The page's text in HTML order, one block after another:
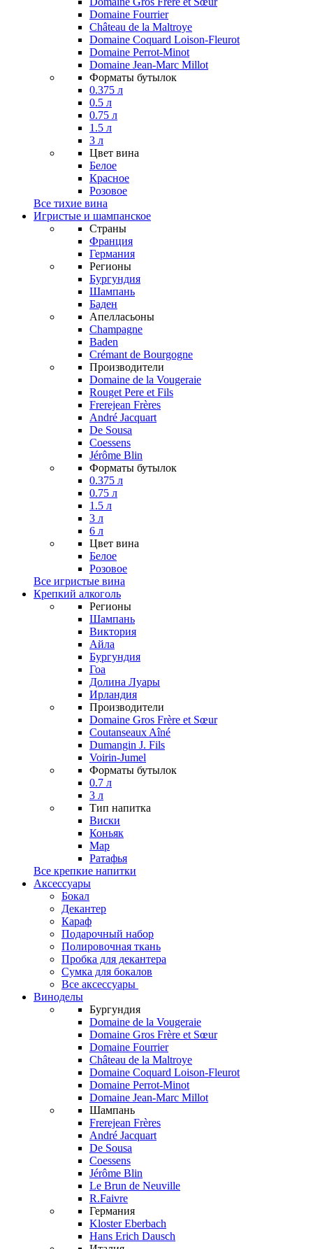
Domaine Fourrier
Château de la Maltroye
Domaine Coquard Loison-Fleurot
Domaine Perrot-Minot
Domaine Jean-Marc Millot
Форматы бутылок
0.375 л
0.5 л
0.75 л
1.5 л
3 л
Цвет вина
Белое
Красное
Розовое
Все тихие вина
Игристые и шампанское
Страны
Франция
Германия
Регионы
Бургундия
Шампань
Баден
Апелласьоны
Champagne
Baden
Crémant de Bourgogne
Производители
Domaine de la Vougeraie
Rouget Pere et Fils
Frerejean Frères
André Jacquart
De Sousa
Coessens
Jérôme Blin
Форматы бутылок
0.375 л
0.75 л
1.5 л
3 л
6 л
Цвет вина
Белое
Розовое
Все игристые вина
Крепкий алкоголь
Регионы
Шампань
Виктория
Айла
Бургундия
Гоа
Долина Луары
Ирландия
Производители
Domaine Gros Frère et Sœur
Coutanseaux Aîné
Dumangin J. Fils
Voirin-Jumel
Форматы бутылок
0.7 л
3 л
Тип напитка
Виски
Коньяк
Мар
Ратафья
Все крепкие напитки
Аксессуары
Бокал
Декантер
Караф
Подарочный набор
Полировочная ткань
Пробка для декантера
Сумка для бокалов
Все аксессуары
Виноделы
Бургундия
Domaine de la Vougeraie
Domaine Gros Frère et Sœur
Domaine Fourrier
Château de la Maltroye
Domaine Coquard Loison-Fleurot
Domaine Perrot-Minot
Domaine Jean-Marc Millot
Шампань
Frerejean Frères
André Jacquart
De Sousa
Coessens
Jérôme Blin
Le Brun de Neuville
R.Faivre
Германия
Kloster Eberbach
Hans Erich Dausch